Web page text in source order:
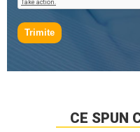
Trimite
CE SPUN